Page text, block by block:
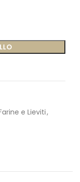
e Lieviti,